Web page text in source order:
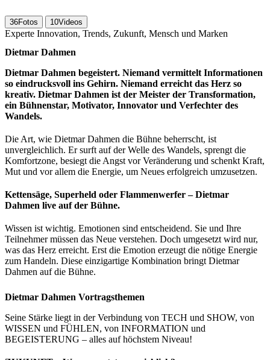
36Fotos 10Videos
Experte Innovation, Trends, Zukunft, Mensch und Marken
Dietmar Dahmen
Dietmar Dahmen begeistert. Niemand vermittelt Informationen
so eindrucksvoll ins Gehirn. Niemand erreicht das Herz so
kreativ. Dietmar Dahmen ist der Meister der Transformation,
ein Bühnenstar, Motivator, Innovator und Verfechter des
Wandels.
Die Art, wie Dietmar Dahmen die Bühne beherrscht, ist
unvergleichlich. Er surft auf der Welle des Wandels, sprengt die
Komfortzone, besiegt die Angst vor Veränderung und schenkt Kraft,
Mut und vor allem die Energie, um Neues erfolgreich umzusetzen.
Kettensäge, Superheld oder Flammenwerfer – Dietmar
Dahmen live auf der Bühne.
Wissen ist wichtig. Emotionen sind entscheidend. Sie und Ihre
Teilnehmer müssen das Neue verstehen. Doch umgesetzt wird nur,
was das Herz erreicht. Erst die Emotion erzeugt die nötige Energie
zum Handeln. Diese einzigartige Kombination bringt Dietmar
Dahmen auf die Bühne.
Dietmar Dahmen Vortragsthemen
Seine Stärke liegt in der Verbindung von TECH und SHOW, von
WISSEN und FÜHLEN, von INFORMATION und
BEGEISTERUNG – alles auf höchstem Niveau!